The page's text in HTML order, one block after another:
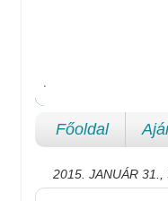
Főoldal
2015. JANUÁR 31.,